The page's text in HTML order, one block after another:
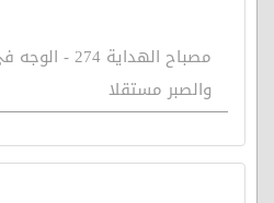
مصباح
والصبر مستقلا